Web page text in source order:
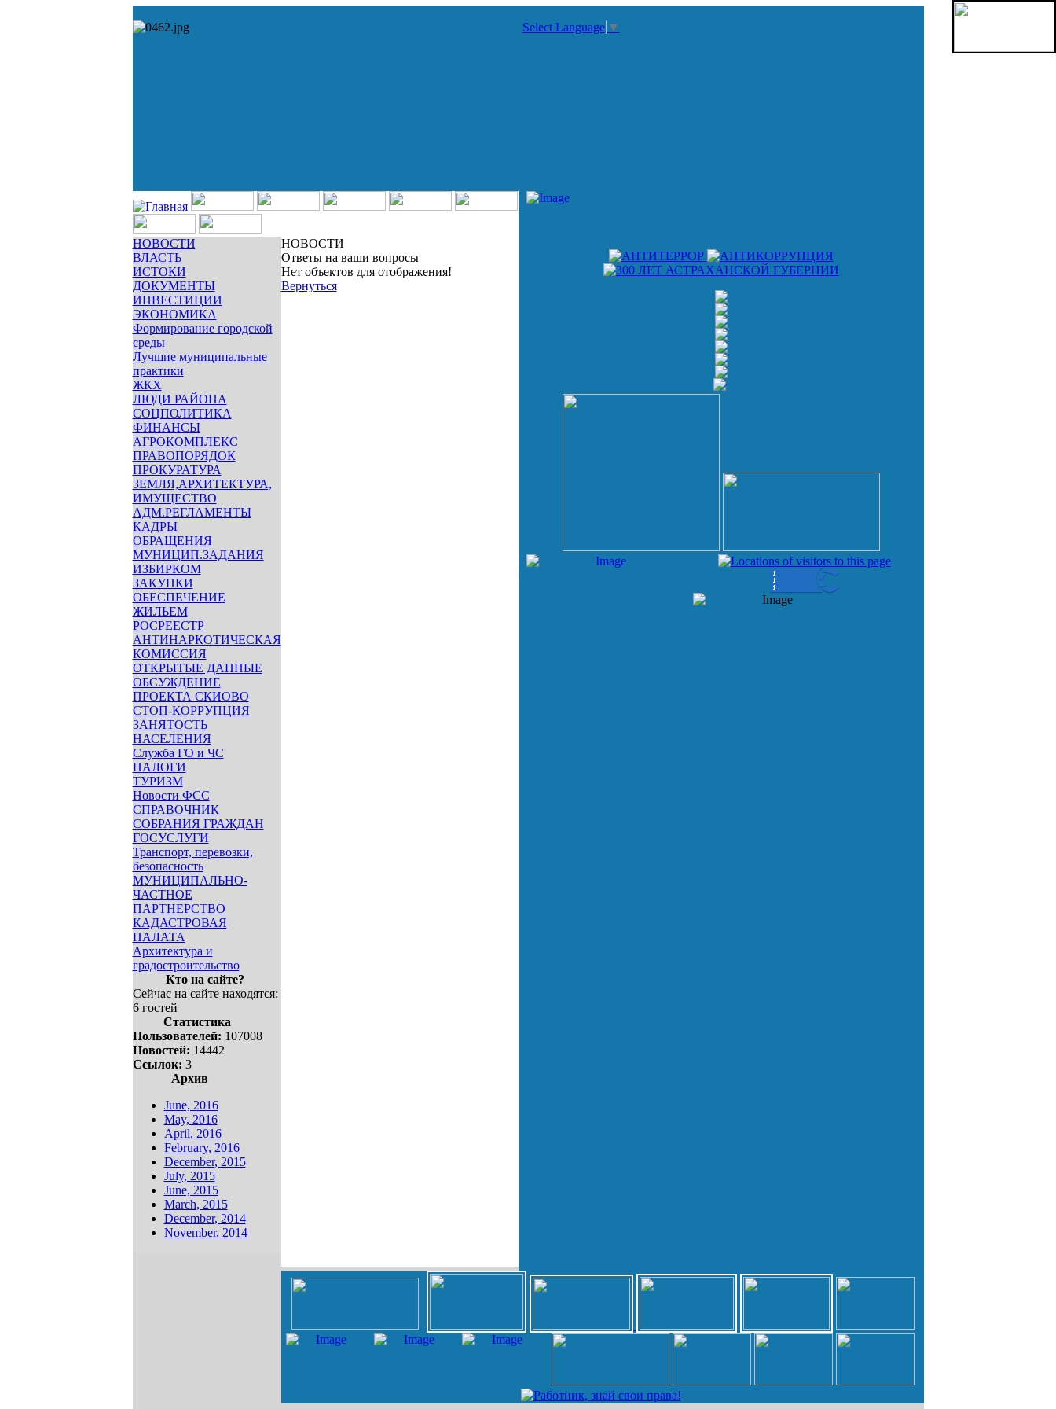
Select Language ▼
НОВОСТИ
ВЛАСТЬ
ИСТОКИ
ДОКУМЕНТЫ
ИНВЕСТИЦИИ
ЭКОНОМИКА
Формирование городской
среды
Лучшие муниципальные
практики
ЖКХ
ЛЮДИ РАЙОНА
СОЦПОЛИТИКА
ФИНАНСЫ
АГРОКОМПЛЕКС
ПРАВОПОРЯДОК
ПРОКУРАТУРА
ЗЕМЛЯ,АРХИТЕКТУРА,
ИМУЩЕСТВО
АДМ.РЕГЛАМЕНТЫ
КАДРЫ
ОБРАЩЕНИЯ
МУНИЦИП.ЗАДАНИЯ
ИЗБИРКОМ
ЗАКУПКИ
ОБЕСПЕЧЕНИЕ
ЖИЛЬЕМ
РОСРЕЕСТР
АНТИНАРКОТИЧЕСКАЯ
КОМИССИЯ
ОТКРЫТЫЕ ДАННЫЕ
ОБСУЖДЕНИЕ
ПРОЕКТА СКИОВО
СТОП-КОРРУПЦИЯ
ЗАНЯТОСТЬ
НАСЕЛЕНИЯ
Служба ГО и ЧС
НАЛОГИ
ТУРИЗМ
Новости ФСС
СПРАВОЧНИК
СОБРАНИЯ ГРАЖДАН
ГОСУСЛУГИ
Транспорт, перевозки,
безопасность
МУНИЦИПАЛЬНО-
ЧАСТНОЕ
ПАРТНЕРСТВО
КАДАСТРОВАЯ
ПАЛАТА
Архитектура и
градостроительство
Кто на сайте?
Сейчас на сайте находятся:
6 гостей
Статистика
Пользователей: 107008
Новостей: 14442
Ссылок: 3
Архив
June, 2016
May, 2016
April, 2016
February, 2016
December, 2015
July, 2015
June, 2015
March, 2015
December, 2014
November, 2014
НОВОСТИ
Ответы на ваши вопросы
Нет объектов для отображения!
Вернуться